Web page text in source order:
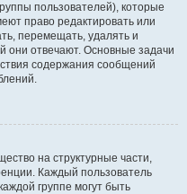
пользователей), которые
право редактировать или
перемещать, удалять и
они отвечают. Основные задачи
содержания сообщений
на структурные части,
Каждый пользователь
группе могут быть